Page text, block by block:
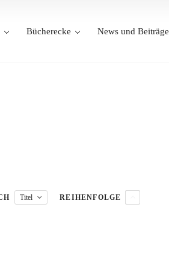
Bücherecke News und Beiträge
Titel REIHENFOLGE